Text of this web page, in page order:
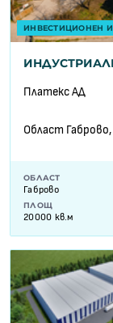
ИНВЕСТИЦИОНЕН
Платекс АД
Област
ОБЛАСТ
Габрово
ПЛОЩ
20000 кв.м